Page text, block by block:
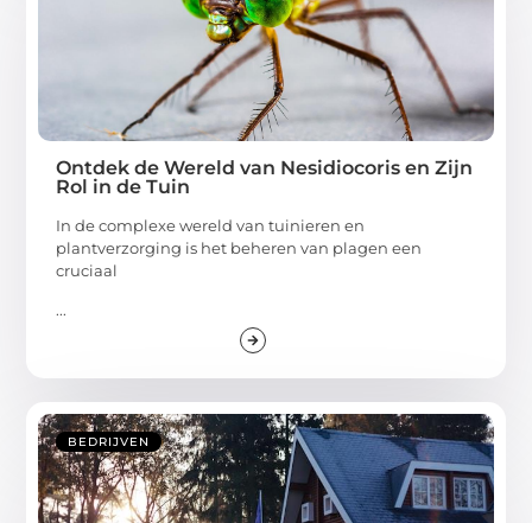
Ontdek de Wereld van Nesidiocoris en Zijn
Rol in de Tuin
In de complexe wereld van tuinieren en
plantverzorging is het beheren van plagen een
cruciaal
...
BEDRIJVEN